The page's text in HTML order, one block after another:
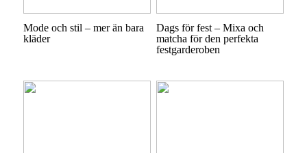
Mode och stil – mer än bara
kläder
Dags för fest – Mixa och
matcha för den perfekta
festgarderoben